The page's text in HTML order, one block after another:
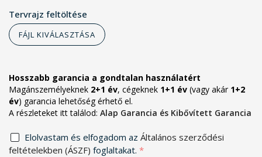
Tervrajz feltöltése
FÁJL KIVÁLASZTÁSA
Hosszabb garancia a gondtalan használatért
Magánszemélyeknek 2+1 év, cégeknek 1+1 év (vagy akár 1+2
év) garancia lehetőség érhető el.
A részleteket itt találod: Alap Garancia és Kibővített Garancia
Elolvastam és elfogadom az Általános szerződési
feltételekben (ÁSZF) foglaltakat. *